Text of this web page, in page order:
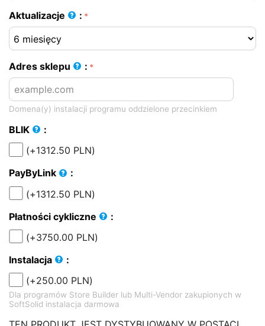
Aktualizacje :
Adres sklepu :
Domena(y) instalacji programu oddzielone przecinkiem
BLIK
:
(+1312.50 PLN)
PayByLink
:
(+1312.50 PLN)
Płatności cykliczne
:
(+3750.00 PLN)
Instalacja
:
(+250.00 PLN)
Dla programów Store Builder lub Multi-Vendor zakupionych w
SoftSolid instalacja darmowa